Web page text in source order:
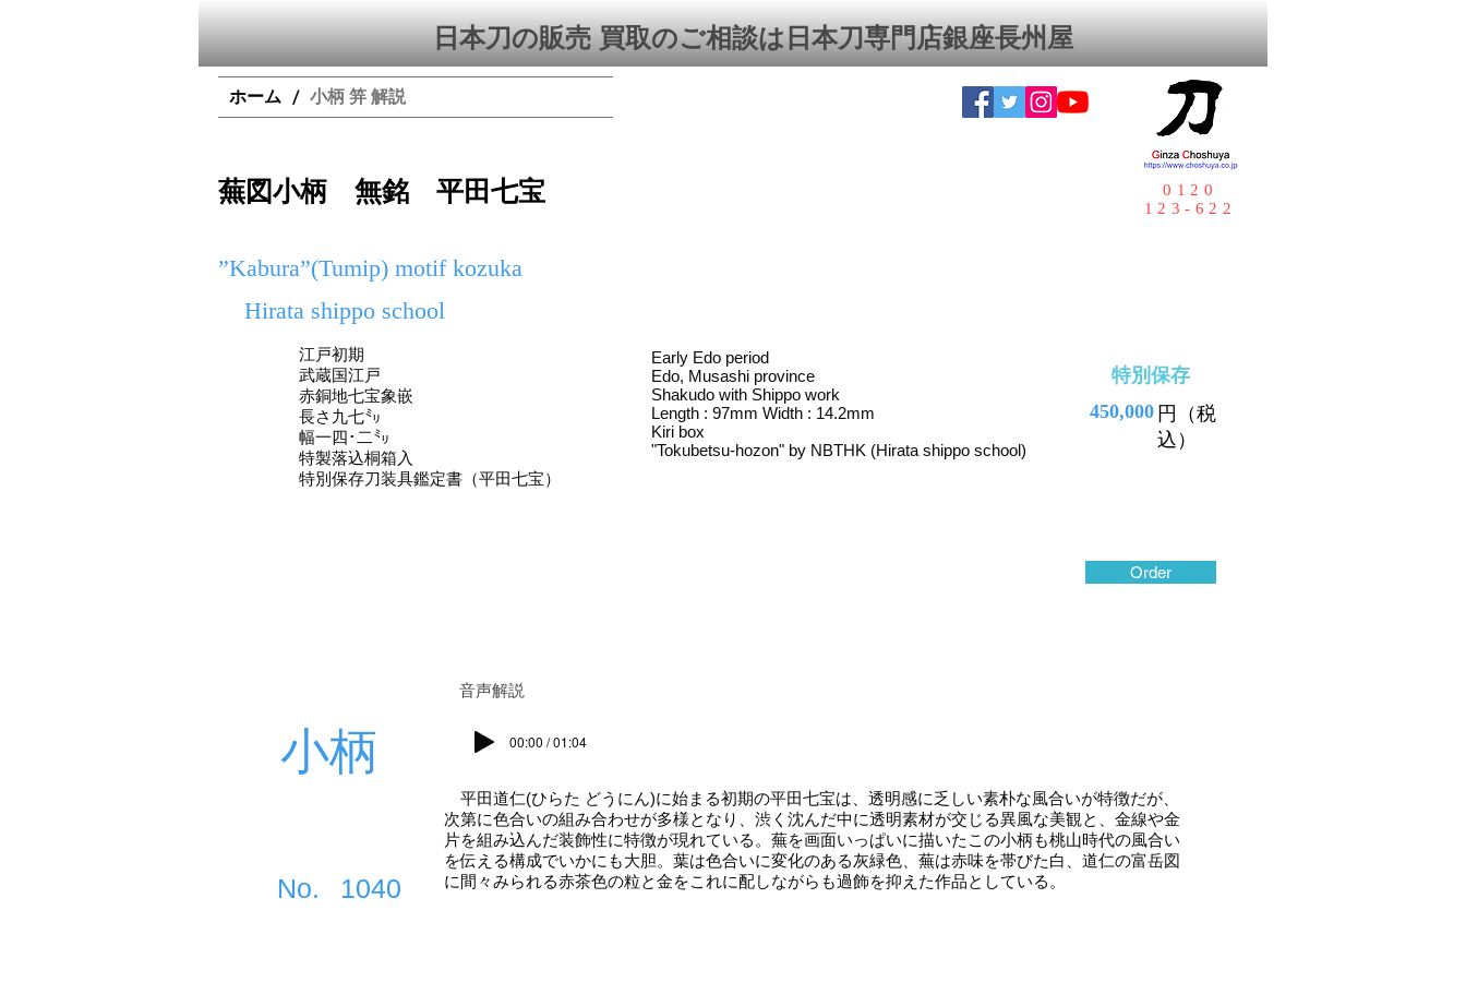
日本刀の販売 買取のご相談は日本刀専門店銀座⻑州屋
ホーム / 小柄 笄 解説
蕪図小柄 無銘 平田七宝
0120
123-622
”Kabura”(Tumip) motif kozuka
Hirata shippo school
江戸初期
武蔵国江戸
赤銅地七宝象嵌
長さ九七㍉
幅一四･二㍉
特製落込桐箱入
特別保存刀装具鑑定書（平田七宝）
Early Edo period
Edo, Musashi province
Shakudo with Shippo work
Length : 97mm Width : 14.2mm
Kiri box
"Tokubetsu-hozon" by NBTHK (Hirata shippo school)
特別保存
450,000 円（税
込）
Order
​音声解説
小柄 00:00 / 01:04
1040
​No.
平田道仁(ひらた どうにん)に始まる初期の平田七宝は、透明感に乏しい素朴な風合いが特徴だが、
次第に色合いの組み合わせが多様となり、渋く沈んだ中に透明素材が交じる異風な美観と、金線や金
片を組み込んだ装飾性に特徴が現れている。蕪を画面いっぱいに描いたこの小柄も桃山時代の風合い
を伝える構成でいかにも大胆。葉は色合いに変化のある灰緑色、蕪は赤味を帯びた白、道仁の富岳図
に間々みられる赤茶色の粒と金をこれに配しながらも過飾を抑えた作品としている。